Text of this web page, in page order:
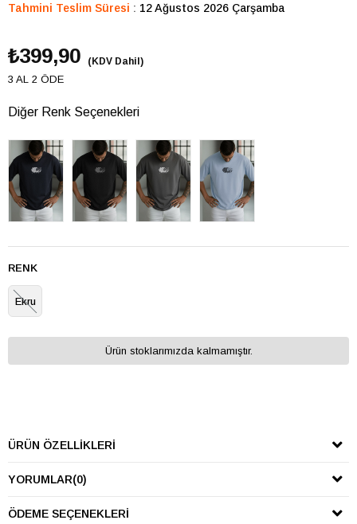
Tahmini Teslim Süresi : 12 Ağustos 2026 Çarşamba
₺399,90 (KDV Dahil)
3 AL 2 ÖDE
Diğer Renk Seçenekleri
RENK
Ekru
Ürün stoklarımızda kalmamıştır.
ÜRÜN ÖZELLIKLERI
YORUMLAR(0)
ÖDEME SEÇENEKLERI